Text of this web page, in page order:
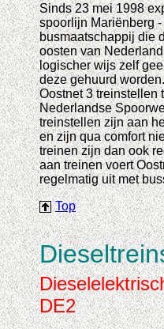
Sinds 23 mei 1998
spoorlijn Mariënberg
busmaatschappij die
oosten van
logischer wijs zelf
deze gehuurd
Oostnet 3 treinstellen
Nederlandse
treinstellen zijn aan
en zijn qua comfort
treinen zijn dan ook
aan treinen voert
regelmatig uit met
Top
DE2